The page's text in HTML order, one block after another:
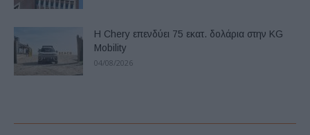
Η Chery επενδύει 75 εκατ. δολάρια στην KG
Mobility
04/08/2026